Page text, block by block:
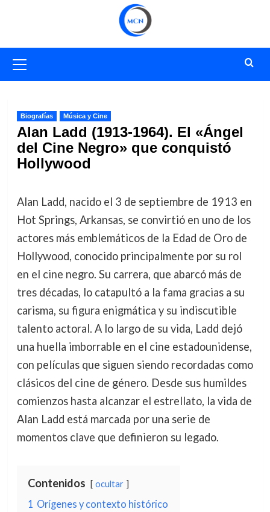
primario
Biografías Música y Cine
Alan Ladd (1913-1964). El «Ángel
del Cine Negro» que conquistó
Hollywood
Alan Ladd, nacido el 3 de septiembre de 1913 en
Hot Springs, Arkansas, se convirtió en uno de los
actores más emblemáticos de la Edad de Oro de
Hollywood, conocido principalmente por su rol
en el cine negro. Su carrera, que abarcó más de
tres décadas, lo catapultó a la fama gracias a su
carisma, su figura enigmática y su indiscutible
talento actoral. A lo largo de su vida, Ladd dejó
una huella imborrable en el cine estadounidense,
con películas que siguen siendo recordadas como
clásicos del cine de género. Desde sus humildes
comienzos hasta alcanzar el estrellato, la vida de
Alan Ladd está marcada por una serie de
momentos clave que definieron su legado.
Contenidos ocultar
1 Orígenes y contexto histórico